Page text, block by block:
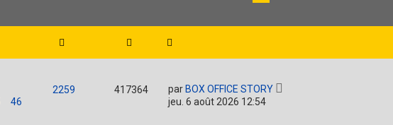
46
2259 417364 par BOX OFFICE STORY
jeu. 6 août 2026 12:54